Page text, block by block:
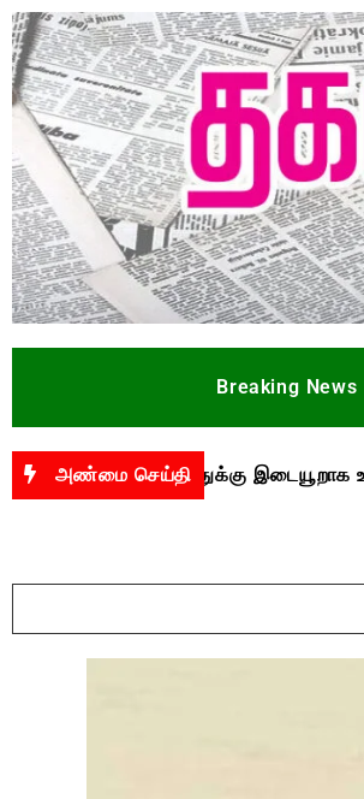
Breaking News
அண்மை செய்திஇடையூறாக உள்ள